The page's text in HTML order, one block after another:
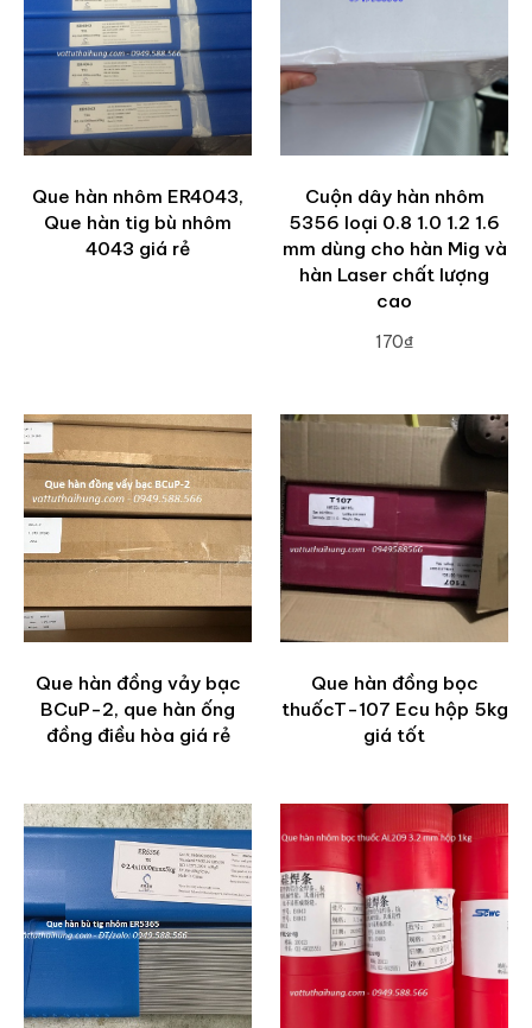
Que hàn nhôm ER4043,
Que hàn tig bù nhôm
4043 giá rẻ
Cuộn dây hàn nhôm
5356 loại 0.8 1.0 1.2 1.6
mm dùng cho hàn Mig và
hàn Laser chất lượng
cao
170₫
Que hàn đồng vảy bạc
BCuP-2, que hàn ống
đồng điều hòa giá rẻ
Que hàn đồng bọc
thuốcT-107 Ecu hộp 5kg
giá tốt